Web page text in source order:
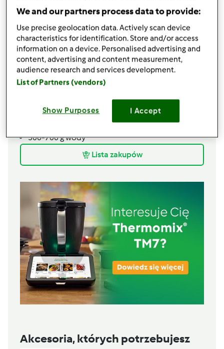
Składniki
Natka pietruszki świeżej, 1 cytryna
obrana. 60-70 g cukru, 100g kostek lodu,
500-70 0g wody
pietruszki,
świeżej
obrana z skrórki
60-70gcukru
500-700gwody
Lista zakupów
Akcesoria, których potrzebujesz
We and our partners process data to provide:
Use precise geolocation data. Actively scan device
characteristics for identification. Store and/or access
information on a device. Personalised advertising and
content, advertising and content measurement,
audience research and services development.
List of Partners (vendors)
Show Purposes I Accept